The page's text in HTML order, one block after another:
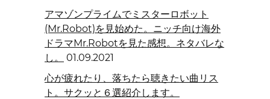
アマゾンプライムでミスターロボット
(Mr.Robot)を見始めた。ニッチ向け海外
ドラマMr.Robotを見た感想。ネタバレな
し。
01.09.2021
心が疲れたり、落ちたら聴きたい曲リス
ト。サクッと６選紹介します。